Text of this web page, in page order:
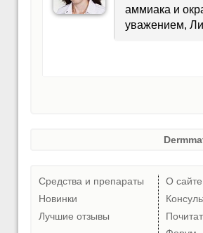
аммиака и
уважением,
Средства и препараты
Новинки
Лучшие отзывы
О сайте